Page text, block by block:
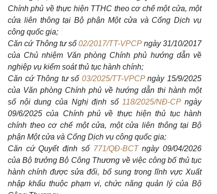
Chính phủ về thực hiện TTHC theo cơ chế một cửa, một
cửa liên thông tại Bộ phận Một cửa và Cổng Dịch vụ
công quốc gia;
Căn cứ Thông tư số02/2017/TT-VPCPngày 31/10/2017
của Chủ nhiệm Văn phòng Chính phủ hướng dẫn về
nghiệp vụ kiểm soát thủ tục hành chính;
Căn cứ Thông tư số 03/2025/TT-VPCPngày 15/9/2025
của Văn phòng Chính phủ về hướng dẫn thi hành một
số nội dung của Nghị định số 118/2025/NĐ-CPngày
09/6/2025 của Chính phủ về thực hiện thủ tục hành
chính theo cơ chế một cửa, một cửa liên thông tại Bộ
phận Một cửa và Cổng Dịch vụ công quốc gia;
Căn cứ Quyết định số 771/QĐ-BCTngày 09/04/2026
của Bộ trưởng Bộ Công Thương về việc công bố thủ tục
hành chính được sửa đổi, bổ sung trong lĩnh vực Xuất
nhập khẩu thuộc phạm vi, chức năng quản lý của Bộ